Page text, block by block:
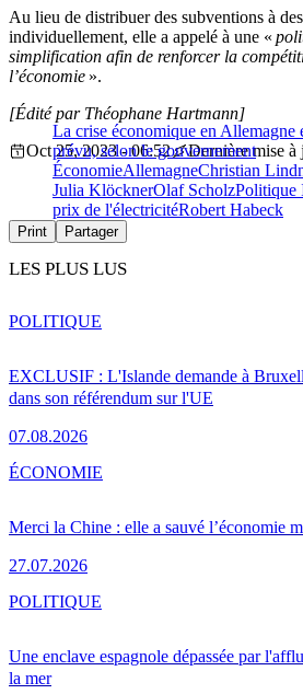
Au lieu de distribuer des subventions à
individuellement, elle a appelé à une «
simplification afin de renforcer la
l’économie ».
La crise économique en Allemagne
prévu, selon le gouvernement
[Édité par Théophane Hartmann]
Oct 25, 2023 - 06:52
Dernière mise
ÉconomieAllemagneChristian
Julia KlöcknerOlaf ScholzPolitique
prix de l'électricitéRobert Habeck
Print Partager
LES PLUS LUS
EXCLUSIF : L'Islande demande à
dans son référendum sur l'UE
07.08.2026
POLITIQUE
Merci la Chine : elle a sauvé l’économie
27.07.2026
ÉCONOMIE
Une enclave espagnole dépassée par
la mer
POLITIQUE